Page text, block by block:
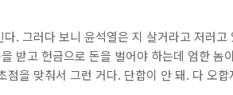
. 그러다 보니 윤석열은 지 살거라고 저러고
받고 헌금으로 돈을 벌어야 하는데 엄한 놈
을 맞춰서 그런 거다. 단합이 안 돼. 다 오